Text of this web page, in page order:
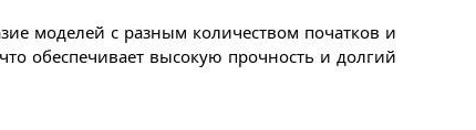
моделей с разным количеством початков и
обеспечивает высокую прочность и долгий